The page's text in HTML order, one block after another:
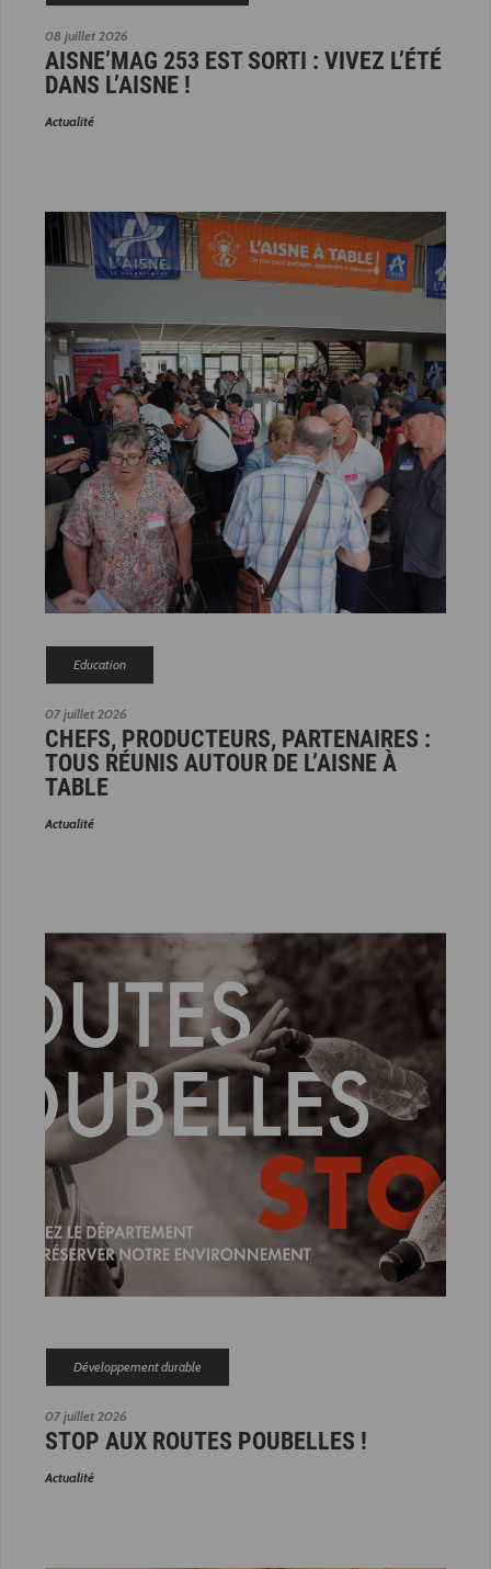
08 juillet 2026
AISNE’MAG 253 EST SORTI : VIVEZ L’ÉTÉ
DANS L’AISNE !
Actualité
07 juillet 2026
Education
CHEFS, PRODUCTEURS, PARTENAIRES :
TOUS RÉUNIS AUTOUR DE L’AISNE À
TABLE
Actualité
07 juillet 2026
Développement durable
STOP AUX ROUTES POUBELLES !
Actualité